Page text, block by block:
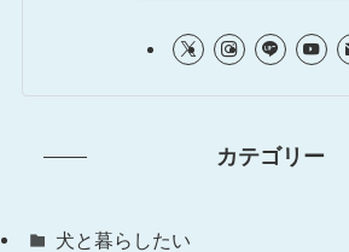
カテゴリー
犬と暮らしたい